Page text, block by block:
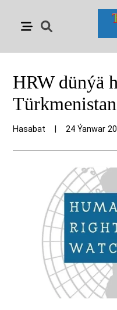
HRW dünýä
Hasabat 24 Ýanwar